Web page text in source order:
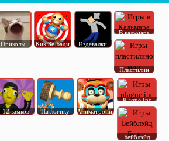
Приколы Кик Зе Бади Издевалки
В кальмара
Пластилин
12 замков
На логику Аниматроник
Plague Inc
Бейблэйд